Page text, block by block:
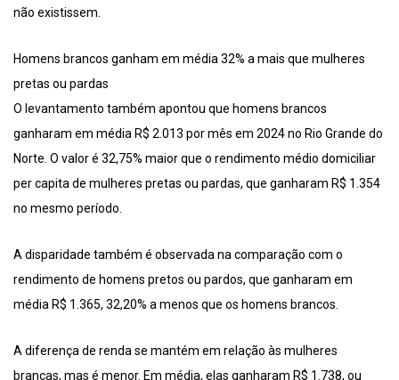
não existissem.
Homens brancos ganham em média 32% a mais que mulheres
pretas ou pardas
O levantamento também apontou que homens brancos
ganharam em média R$ 2.013 por mês em 2024 no Rio Grande do
Norte. O valor é 32,75% maior que o rendimento médio domiciliar
per capita de mulheres pretas ou pardas, que ganharam R$ 1.354
no mesmo período.
A disparidade também é observada na comparação com o
rendimento de homens pretos ou pardos, que ganharam em
média R$ 1.365, 32,20% a menos que os homens brancos.
A diferença de renda se mantém em relação às mulheres
brancas, mas é menor. Em média, elas ganharam R$ 1.738, ou